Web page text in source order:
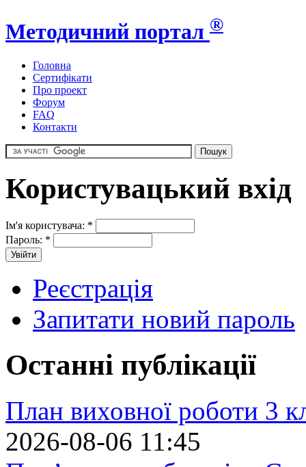
Методичний портал ®
Головна
Сертифікати
Про проект
Форум
FAQ
Контакти
Користувацький вхід
Ім'я користувача: *
Пароль: *
Реєстрація
Запитати новий пароль
Останні публікації
План виховної роботи 3
2026-08-06 11:45